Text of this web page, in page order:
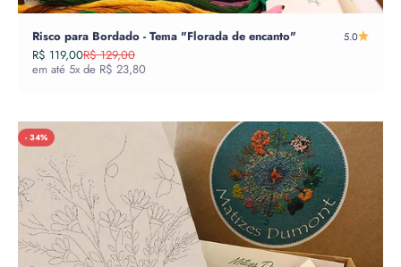
Risco para Bordado - Tema "Florada de encanto" 5.0
Preço promocional
R$ 119,00Preço normal
R$ 129,00
em até 5x de R$ 23,80
- 34%